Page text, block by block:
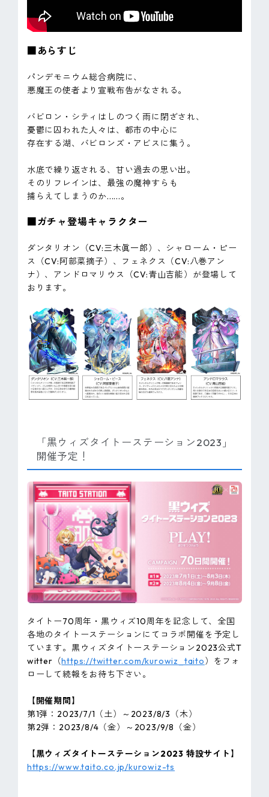
■あらすじ
パンデモニウム総合病院に、
悪魔王の使者より宣戦布告がなされる。
バビロン・シティはしのつく雨に閉ざされ、
憂鬱に囚われた人々は、都市の中心に
存在する湖、バビロンズ・アビスに集う。
水底で繰り返される、甘い過去の思い出。
そのリフレインは、最強の魔神すらも
捕らえてしまうのか......。
■ガチャ登場キャラクター
ダンタリオン（CV:三木眞一郎）、シャローム・ピー
ス（CV:阿部菜摘子）、フェネクス（CV:八巻アン
ナ）、アンドロマリウス（CV:青山吉能）が登場して
おります。
「黒ウィズタイトーステーション2023」
開催予定！
タイトー70周年・黒ウィズ10周年を記念して、全国
各地のタイトーステーションにてコラボ開催を予定し
ています。黒ウィズタイトーステーション2023公式T
witter（https://twitter.com/kurowiz_taito）をフォ
ローして続報をお待ち下さい。
【開催期間】
第1弾：2023/7/1（土）～2023/8/3（木）
第2弾：2023/8/4（金）～2023/9/8（金）
【黒ウィズタイトーステーション2023 特設サイト】
https://www.taito.co.jp/kurowiz-ts